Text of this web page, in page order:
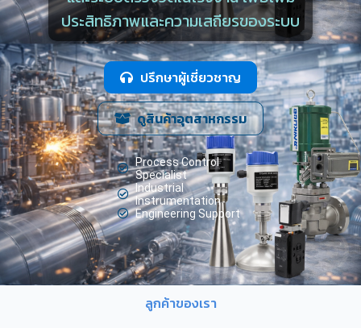
ประสิทธิภาพและความเสถียรของระบบ
ปรึกษาผู้เชี่ยวชาญ
ดูสินค้าอุตสาหกรรม
Process Control
Specialist
Industrial
Instrumentation
Engineering Support
ลูกค้าของเรา